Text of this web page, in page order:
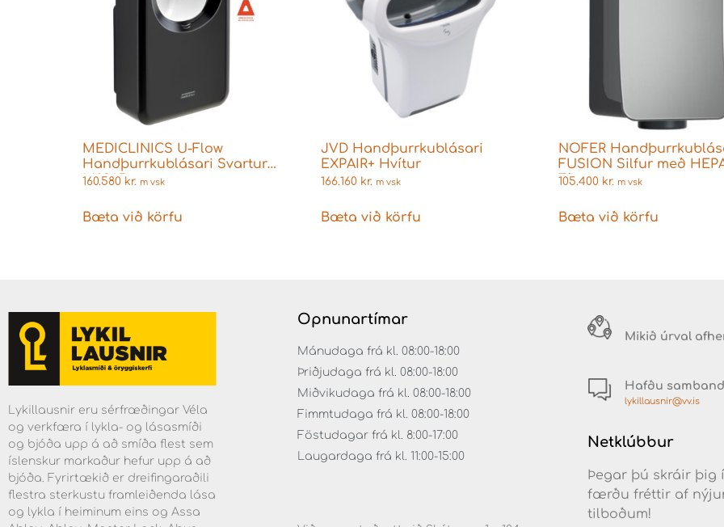
MEDICLINICS U-Flow
Handþurrkublásari Svartur
M23AB
160.580 kr. m vsk
Bæta við körfu
JVD Handþurrkublásari
EXPAIR+ Hvítur
166.160 kr. m vsk
Bæta við körfu
NOFER
FUSION Silfur með
Fílter
105.400 kr. m vsk
Bæta við körfu
Lykillausnir eru sérfræðingar Véla
og verkfæra í lykla- og lásasmíði
og bjóða upp á að smíða flest sem
íslenskur markaður hefur upp á að
bjóða. Fyrirtækið er dreifingaraðili
flestra sterkustu framleiðenda lása
og lykla í heiminum eins og Assa
Opnunartímar
Mánudaga frá kl. 08:00-18:00
Þriðjudaga frá kl. 08:00-18:00
Miðvikudaga frá kl. 08:00-18:00
Fimmtudaga frá kl. 08:00-18:00
Föstudagar frá kl. 8:00-17:00
Laugardaga frá kl. 11:00-15:00
Mikið úrval
Hafðu samband
lykillausnir@vv.is
Netklúbbur
Þegar þú skráir þig
færðu fréttir af
tilboðum!